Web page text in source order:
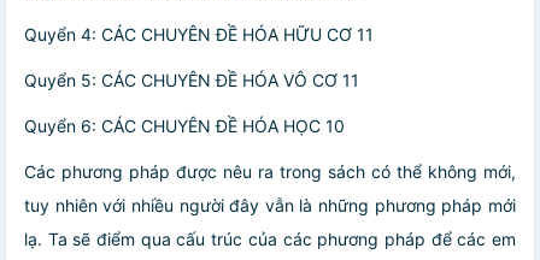
Quyển 4: CÁC CHUYÊN ĐỀ HÓA HỮU CƠ 11
Quyển 5: CÁC CHUYÊN ĐỀ HÓA VÔ CƠ 11
Quyển 6: CÁC CHUYÊN ĐỀ HÓA HỌC 10
Các phương pháp được nêu ra trong sách có thể không mới,
tuy nhiên với nhiều người đây vẫn là những phương pháp mới
lạ. Ta sẽ điểm qua cấu trúc của các phương pháp để các em